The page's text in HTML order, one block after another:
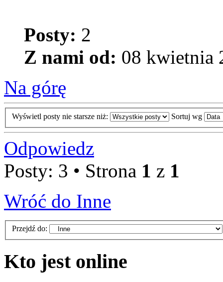
Posty: 2
Z nami od: 08 kwietnia
Na górę
Wyświetl posty nie starsze niż: Sortuj wg
Odpowiedz
Posty: 3 • Strona 1 z 1
Wróć do Inne
Przejdź do:
Kto jest online